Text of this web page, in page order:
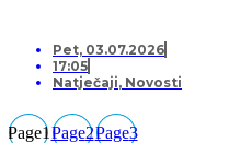
Pet, 03.07.2026
17:05
Natječaji, Novosti
Page1Page2Page3